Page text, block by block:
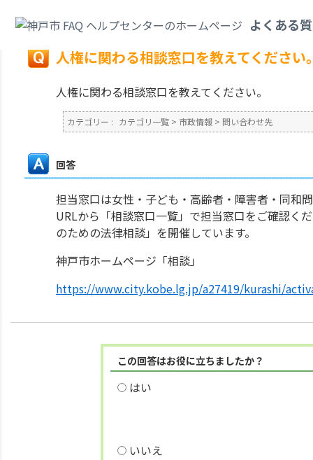
よくある
戻る
人権に関わる相談窓口を教えてください
人権に関わる相談窓口を教えてください。
カテゴリー : カテゴリ一覧 > 市政情報 > 問い合わせ先
回答
担当窓口は女性・子ども・高齢者・障害者・同和
URLから「相談窓口一覧」で担当窓口をご確認く
のための法律相談」を開催しています。
神戸市ホームページ「相談」
https://www.city.kobe.lg.jp/a27419/kurashi/
この回答はお役に立ちましたか？
はい
いいえ